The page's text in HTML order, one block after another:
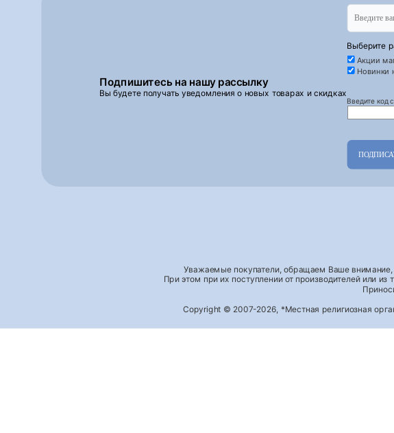
Подпишитесь на нашу рассылку
Вы будете получать уведомления о новых товарах и скидках
Выберите
Акции
Новинки
Введите код
Уважаемые покупатели, обращаем Ваше внимание,
При этом при их поступлении от производителей или
Copyright © 2007-2026, *Местная религиозная